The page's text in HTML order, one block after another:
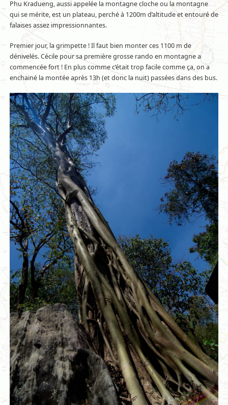
Phu Kradueng, aussi appelée la montagne cloche ou la montagne
qui se mérite, est un plateau, perché à 1200m d’altitude et entouré de
falaises assez impressionnantes.
Premier jour, la grimpette ! Il faut bien monter ces 1100 m de
dénivelés. Cécile pour sa première grosse rando en montagne a
commencée fort ! En plus comme c’était trop facile comme ça, on a
enchainé la montée après 13h (et donc la nuit) passées dans des bus.